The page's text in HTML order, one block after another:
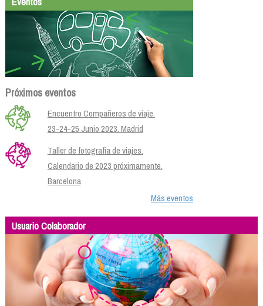
Próximos eventos
Encuentro Compañeros de viaje.
23-24-25 Junio 2023. Madrid
Taller de fotografía de viajes.
Calendario de 2023 próximamente.
Barcelona
Más eventos
Usuario Colaborador